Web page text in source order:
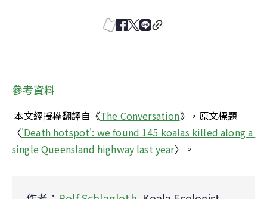
參考資料
本文經授權翻譯自《The Conversation》，原文標題
〈'Death hotspot': we found 145 koalas killed along a
single Queensland highway last year〉。